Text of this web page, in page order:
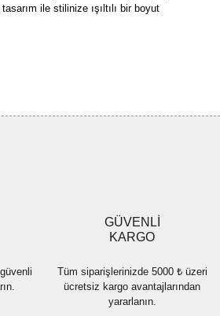
ile stilinize ışıltılı bir boyut
daha pahalı.
alternatifler olmalı.
GÜVENLİ
KARGO
Tüm siparişlerinizde 5000 ₺ üzeri
ücretsiz kargo avantajlarından
yararlanın.